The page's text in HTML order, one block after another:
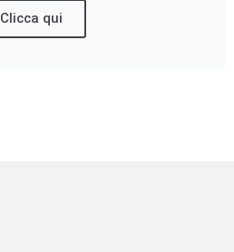
Clicca qui